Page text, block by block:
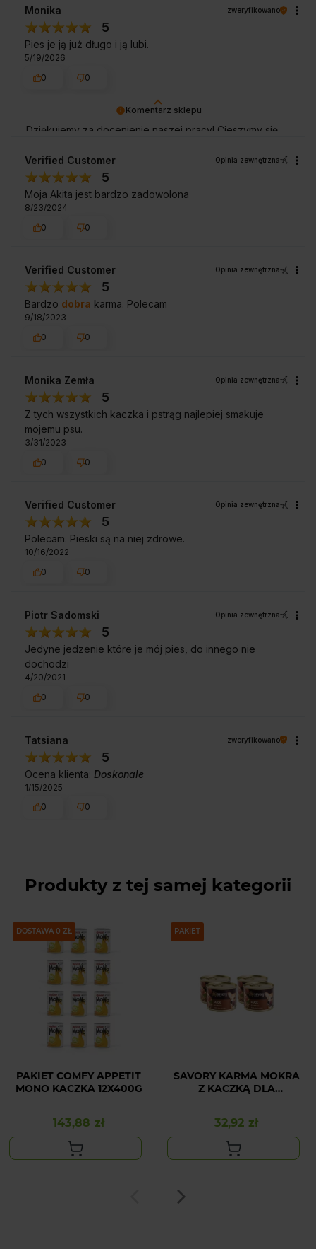
Komentarz sklepu
Dziękujemy za docenienie naszej pracy! Cieszymy się,
Zapraszamy ponownie!
Monika zweryfikowano
5
Pies je ją już długo i ją lubi.
5/19/2026
0
0
Verified Customer Opinia zewnętrzna
5
Moja Akita jest bardzo zadowolona
8/23/2024
0
0
Verified Customer Opinia zewnętrzna
5
Bardzo dobra karma. Polecam
9/18/2023
0
0
Monika Zemła Opinia zewnętrzna
5
Z tych wszystkich kaczka i pstrąg najlepiej smakuje
mojemu psu.
3/31/2023
0
0
Verified Customer Opinia zewnętrzna
5
Polecam. Pieski są na niej zdrowe.
10/16/2022
0
0
Piotr Sadomski Opinia zewnętrzna
5
Jedyne jedzenie które je mój pies, do innego nie
dochodzi
4/20/2021
0
0
Tatsiana zweryfikowano
5
Ocena klienta: Doskonale
1/15/2025
0
0
Produkty z tej samej kategorii
PAKIET
DOSTAWA 0 ZŁ
PAKIET COMFY APPETIT
MONO KACZKA 12X400G
Cena
143,88 zł
PAKIET
SAVORY KARMA MOKRA
Z KACZKĄ DLA
G
Cena
32,92 zł